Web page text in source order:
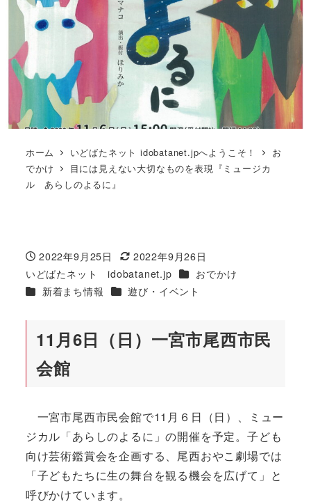
ホーム いどばたネット idobatanet.jpへようこそ！
お
でかけ
目には見えない大切なものを表現『ミュージカ
ル あらしのよるに』
投稿日
2022年9月25日
更新日
2022年9月26日
著
者
いどばたネット idobatanet.jp カテゴリー
おでかけ
カテゴリー
新着まち情報 カテゴリー
遊び・イベント
11月6日（日）一宮市尾西市民
会館
一宮市尾西市民会館で11月６日（日）、ミュー
ジカル「あらしのよるに」の開催を予定。子ども
向け芸術鑑賞会を企画する、尾西おやこ劇場では
「子どもたちに生の舞台を観る機会を広げて」と
呼びかけています。